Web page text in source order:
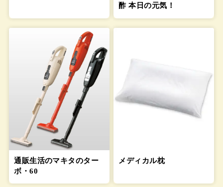
酢 本日の元気！
通販生活のマキタのター
ボ・60
メディカル枕